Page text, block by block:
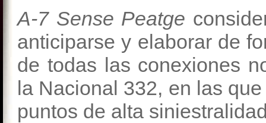
A-7 Sense Peatge
anticiparse y elaborar de
de todas las conexiones
la Nacional 332, en las
puntos de alta